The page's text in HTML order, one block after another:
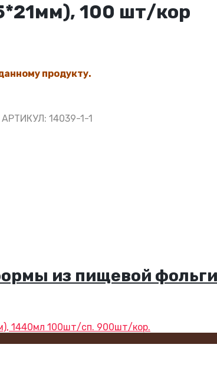
100 шт/кор
продукту.
АРТИКУЛ: 14039-1-1
из пищевой фольги
1440мл 100шт/сп. 900шт/кор.